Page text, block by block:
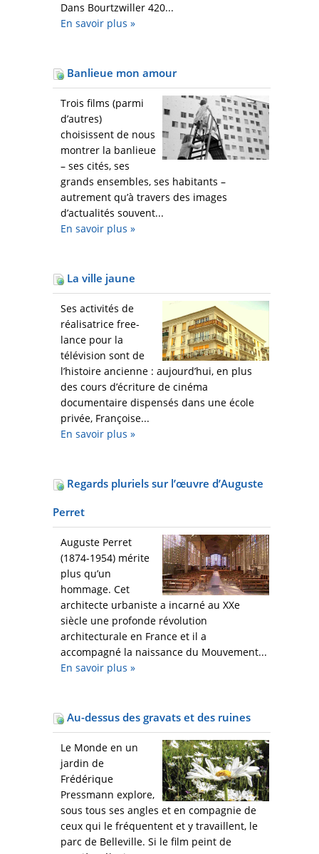
Dans Bourtzwiller 420...
En savoir plus »
Banlieue mon amour
Trois films (parmi
d’autres)
choisissent de nous
montrer la banlieue
– ses cités, ses
grands ensembles, ses habitants –
autrement qu’à travers des images
d’actualités souvent...
En savoir plus »
La ville jaune
Ses activités de
réalisatrice free-
lance pour la
télévision sont de
l’histoire ancienne : aujourd’hui, en plus
des cours d’écriture de cinéma
documentaire dispensés dans une école
privée, Françoise...
En savoir plus »
Regards pluriels sur l’œuvre d’Auguste
Perret
Auguste Perret
(1874-1954) mérite
plus qu’un
hommage. Cet
architecte urbaniste a incarné au XXe
siècle une profonde révolution
architecturale en France et il a
accompagné la naissance du Mouvement...
En savoir plus »
Au-dessus des gravats et des ruines
Le Monde en un
jardin de
Frédérique
Pressmann explore,
sous tous ses angles et en compagnie de
ceux qui le fréquentent et y travaillent, le
parc de Belleville. Si le film peint de